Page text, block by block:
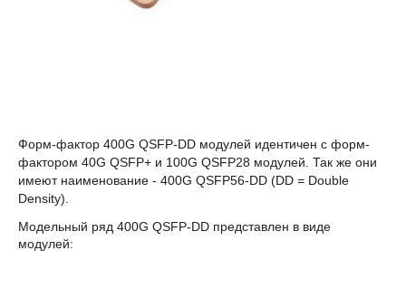
Форм-фактор 400G QSFP-DD модулей идентичен с форм-
фактором 40G QSFP+ и 100G QSFP28 модулей. Так же они
имеют наименование - 400G QSFP56-DD (DD = Double
Density).
Модельный ряд 400G QSFP-DD представлен в виде
модулей: